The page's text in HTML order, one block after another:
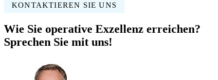
KONTAKTIEREN SIE UNS
Wie Sie operative Exzellenz erreichen?
Sprechen Sie mit uns!